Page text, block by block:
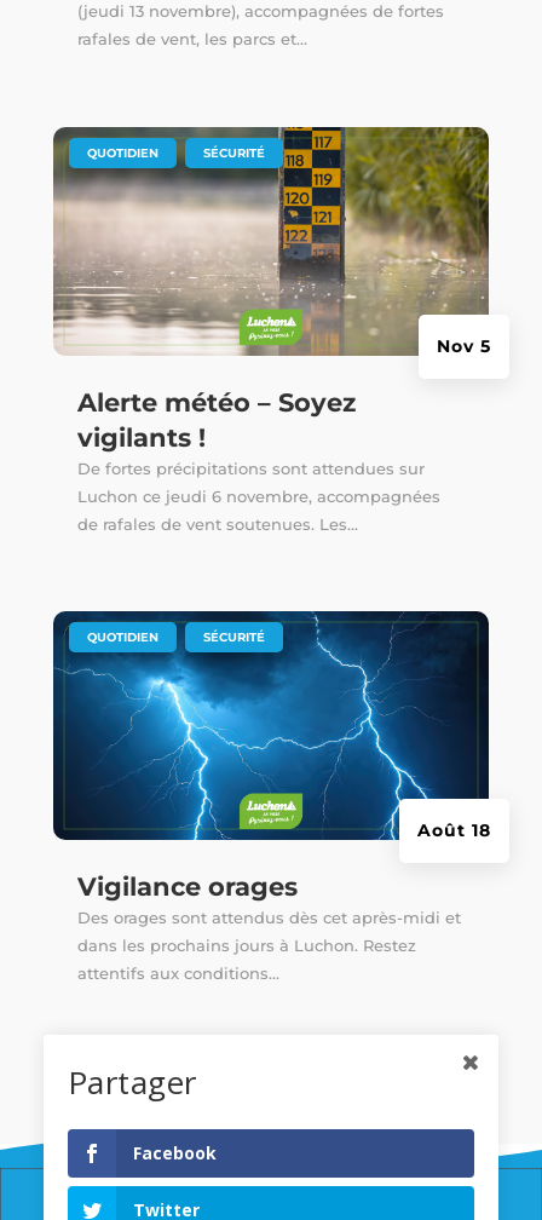
(jeudi 13 novembre), accompagnées de fortes
rafales de vent, les parcs et...
Alerte météo – Soyez
vigilants !
Nov 5
QUOTIDIEN SÉCURITÉ
De fortes précipitations sont attendues sur
Luchon ce jeudi 6 novembre, accompagnées
de rafales de vent soutenues. Les...
Vigilance orages
Août 18
QUOTIDIEN SÉCURITÉ
Des orages sont attendus dès cet après-midi et
dans les prochains jours à Luchon. Restez
attentifs aux conditions...
© Copyright Ville de Luchon
Partager
Facebook
Twitter